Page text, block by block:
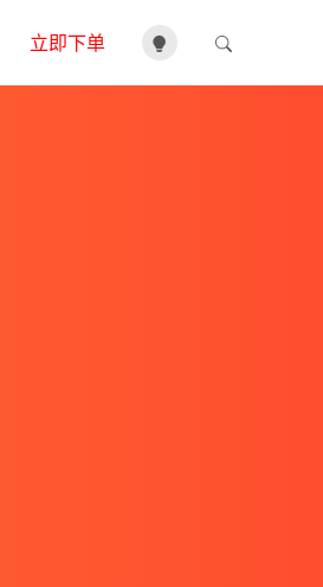
立即下单